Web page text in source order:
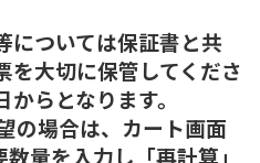
ついては保証書と共
を大切に保管してくださ
らとなります。
の場合は、カート画面
量を入力し「再計算」